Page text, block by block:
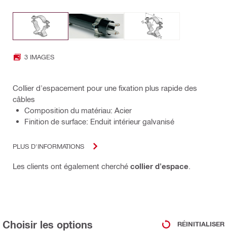
3 IMAGES
Collier d'espacement pour une fixation plus rapide des
câbles
Composition du matériau: Acier
Finition de surface: Enduit intérieur galvanisé
PLUS D'INFORMATIONS
Les clients ont également cherché collier d'espace
Choisir les options RÉINITIALISER